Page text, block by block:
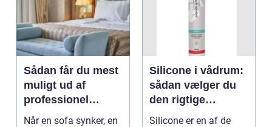
Sådan får du mest
muligt ud af
professionel
møbelpolstring
Når en sofa synker, en
Silicone i vådrum:
sådan vælger du
den rigtige
fugemasse
Silicone er en af de